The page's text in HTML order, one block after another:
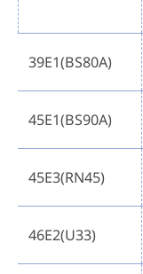
39E1(BS80A)
45E1(BS90A)
45E3(RN45)
46E2(U33)